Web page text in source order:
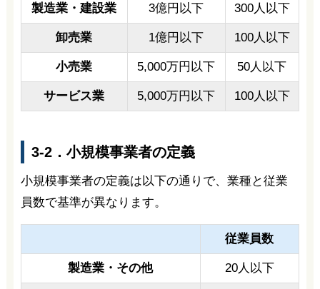
製造業・建設業 3億円以下 300人以下
卸売業 1億円以下 100人以下
小売業 5,000万円以下 50人以下
サービス業 5,000万円以下 100人以下
3-2．小規模事業者の定義
小規模事業者の定義は以下の通りで、業種と従業
員数で基準が異なります。
従業員数
製造業・その他 20人以下